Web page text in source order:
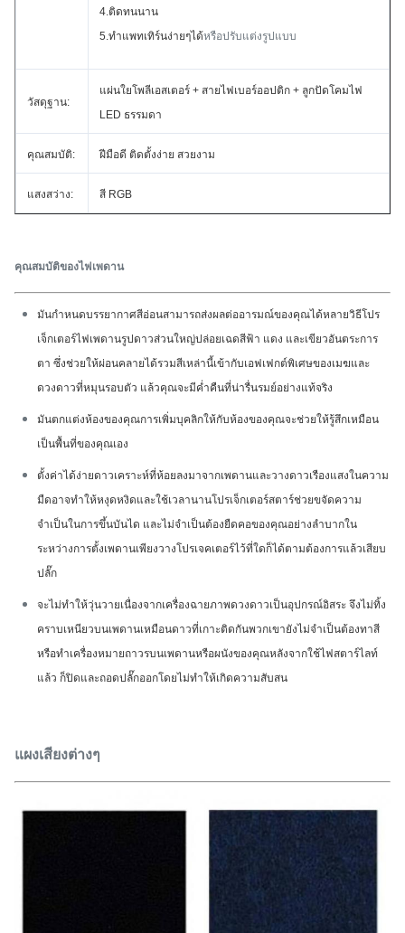
4.ติดทนนาน
5.ทำแพทเทิร์นง่ายๆได้หรือปรับแต่งรูปแบบ
วัสดุฐาน:
แผ่นใยโพลีเอสเตอร์ + สายไฟเบอร์ออปติก + ลูกปัดโคมไฟ
LED ธรรมดา
คุณสมบัติ: ฝีมือดี ติดตั้งง่าย สวยงาม
แสงสว่าง: สี RGB
คุณสมบัติของไฟเพดาน
มันกำหนดบรรยากาศสีอ่อนสามารถส่งผลต่ออารมณ์ของคุณได้หลายวิธีโปร
เจ็กเตอร์ไฟเพดานรูปดาวส่วนใหญ่ปล่อยเฉดสีฟ้า แดง และเขียวอันตระการ
ตา ซึ่งช่วยให้ผ่อนคลายได้รวมสีเหล่านี้เข้ากับเอฟเฟกต์พิเศษของเมฆและ
ดวงดาวที่หมุนรอบตัว แล้วคุณจะมีค่ำคืนที่น่ารื่นรมย์อย่างแท้จริง
มันตกแต่งห้องของคุณการเพิ่มบุคลิกให้กับห้องของคุณจะช่วยให้รู้สึกเหมือน
เป็นพื้นที่ของคุณเอง
ตั้งค่าได้ง่ายดาวเคราะห์ที่ห้อยลงมาจากเพดานและวางดาวเรืองแสงในความ
มืดอาจทำให้หงุดหงิดและใช้เวลานานโปรเจ็กเตอร์สตาร์ช่วยขจัดความ
จำเป็นในการขึ้นบันได และไม่จำเป็นต้องยืดคอของคุณอย่างลำบากใน
ระหว่างการตั้งเพดานเพียงวางโปรเจคเตอร์ไว้ที่ใดก็ได้ตามต้องการแล้วเสียบ
ปลั๊ก
จะไม่ทำให้วุ่นวายเนื่องจากเครื่องฉายภาพดวงดาวเป็นอุปกรณ์อิสระ จึงไม่ทิ้ง
คราบเหนียวบนเพดานเหมือนดาวที่เกาะติดกันพวกเขายังไม่จำเป็นต้องทาสี
หรือทำเครื่องหมายถาวรบนเพดานหรือผนังของคุณหลังจากใช้ไฟสตาร์ไลท์
แล้ว ก็ปิดและถอดปลั๊กออกโดยไม่ทำให้เกิดความสับสน
แผงเสียงต่างๆ